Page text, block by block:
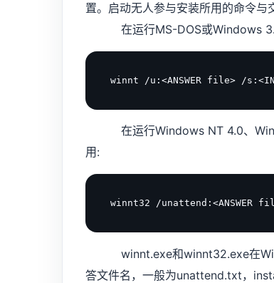
置。启动无人参与安装所用的命令与
在运行MS-DOS或Windows 3.x
在运行Windows NT 4.0、
用:
winnt.exe和winnt32.exe在
答文件名，一般为unattend.txt，